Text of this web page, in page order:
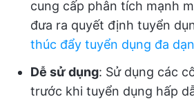
cung cấp phân tích mạnh
đưa ra quyết định tuyển
thúc đẩy tuyển dụng đa
Dễ sử dụng: Sử dụng các
trước khi tuyển dụng hấp